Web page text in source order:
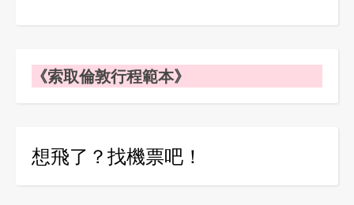
《索取倫敦行程範本》
想飛了？找機票吧！